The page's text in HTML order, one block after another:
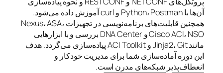
آن‌ها با Python، Postman و curl آموزش داده می‌شود.
همچنین قابلیت‌های برنامه‌نویسی در تجهیزات Nexus، ASA،
Cisco ACI، NSO و DNA Center بررسی و با ابزارهایی
مانند Jinja2، Git و ACI Toolkit پیاده‌سازی می‌گردد. هدف
این دوره آماده‌سازی شما برای مدیریت خودکار و
انعطاف‌پذیر شبکه‌های مدرن است.